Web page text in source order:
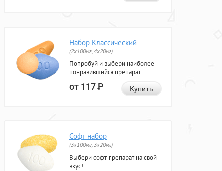
Набор Классический
(2x100мг, 4x20мг)
Попробуй и выбери наиболее
понравившийся препарат.
от 117Р Купить
Софт набор
(3x100мг, 3x20мг)
Выбери софт-препарат на свой
вкус!